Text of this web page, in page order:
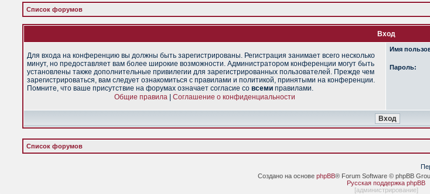
Список форумов
Вход
Для входа на конференцию вы должны быть зарегистрированы. Регистрация занимает всего несколько
минут, но предоставляет вам более широкие возможности. Администратором конференции могут быть
установлены также дополнительные привилегии для зарегистрированных пользователей. Прежде чем
зарегистрироваться, вам следует ознакомиться с правилами и политикой, принятыми на конференции.
Помните, что ваше присутствие на форумах означает согласие со всеми правилами.
Общие правила
Соглашение о конфиденциальности
Имя
Пароль:
Список форумов
Создано на основе phpBB® Forum Software © phpBB
Русская поддержка phpBB
[администрирование]